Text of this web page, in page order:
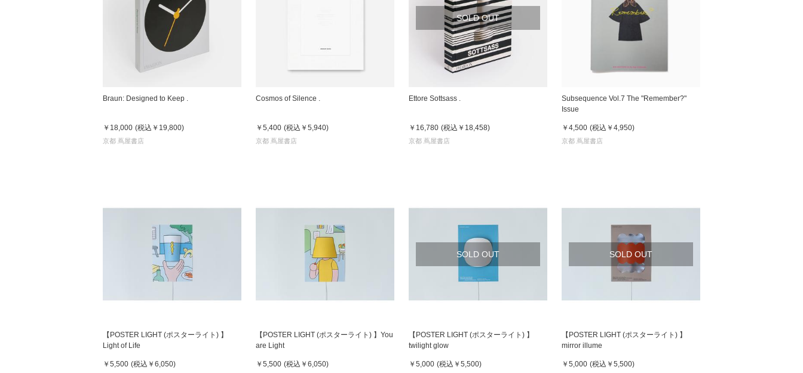
Braun: Designed to Keep .
￥18,000 (税込 ￥19,800)
京都 蔦屋書店
Cosmos of Silence .
￥5,400 (税込 ￥5,940)
京都 蔦屋書店
SOLD OUT
Ettore Sottsass .
￥16,780 (税込 ￥18,458)
京都 蔦屋書店
Subsequence Vol.7 The "Remember?"
Issue
￥4,500 (税込 ￥4,950)
京都 蔦屋書店
【POSTER LIGHT (ポスターライト) 】
Light of Life
￥5,500 (税込 ￥6,050)
【POSTER LIGHT (ポスターライト) 】You
are Light
￥5,500 (税込 ￥6,050)
SOLD OUT
【POSTER LIGHT (ポスターライト) 】
twilight glow
￥5,000 (税込 ￥5,500)
SOLD OUT
【POSTER LIGHT (ポスターライト) 】
mirror illume
￥5,000 (税込 ￥5,500)